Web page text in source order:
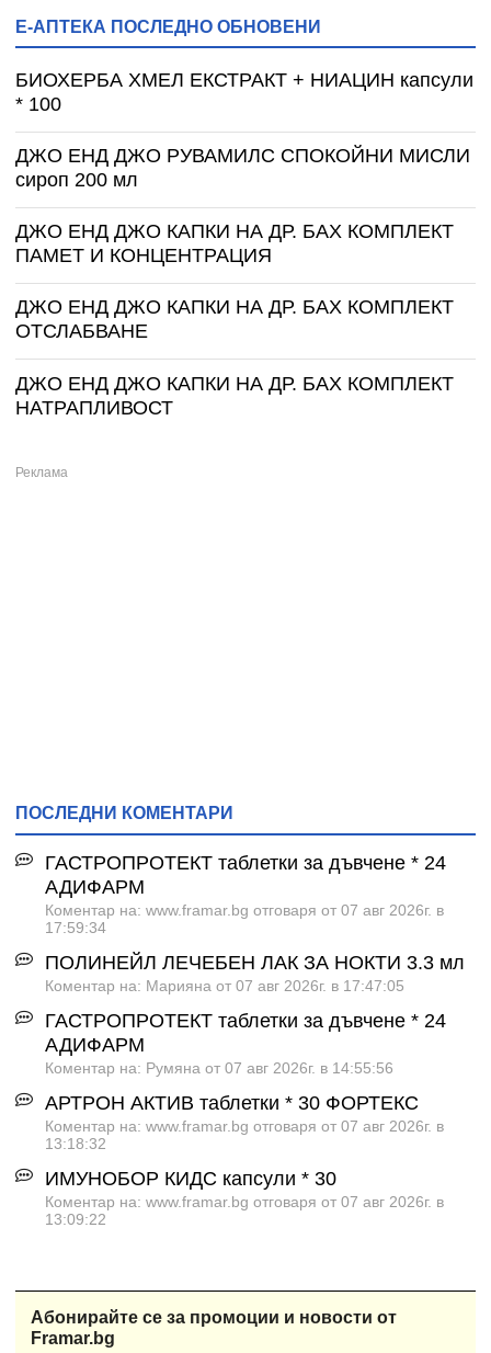
Е-АПТЕКА ПОСЛЕДНО ОБНОВЕНИ
БИОХЕРБА ХМЕЛ ЕКСТРАКТ + НИАЦИН капсули
* 100
ДЖО ЕНД ДЖО РУВАМИЛС СПОКОЙНИ МИСЛИ
сироп 200 мл
ДЖО ЕНД ДЖО КАПКИ НА ДР. БАХ КОМПЛЕКТ
ПАМЕТ И КОНЦЕНТРАЦИЯ
ДЖО ЕНД ДЖО КАПКИ НА ДР. БАХ КОМПЛЕКТ
ОТСЛАБВАНЕ
ДЖО ЕНД ДЖО КАПКИ НА ДР. БАХ КОМПЛЕКТ
НАТРАПЛИВОСТ
ПОСЛЕДНИ КОМЕНТАРИ
ГАСТРОПРОТЕКТ таблетки за дъвчене * 24
АДИФАРМ
Коментар на: www.framar.bg отговаря от 07 авг 2026г. в
17:59:34
ПОЛИНЕЙЛ ЛЕЧЕБЕН ЛАК ЗА НОКТИ 3.3 мл
Коментар на: Марияна от 07 авг 2026г. в 17:47:05
ГАСТРОПРОТЕКТ таблетки за дъвчене * 24
АДИФАРМ
Коментар на: Румяна от 07 авг 2026г. в 14:55:56
АРТРОН АКТИВ таблетки * 30 ФОРТЕКС
Коментар на: www.framar.bg отговаря от 07 авг 2026г. в
13:18:32
ИМУНОБОР КИДС капсули * 30
Коментар на: www.framar.bg отговаря от 07 авг 2026г. в
13:09:22
Абонирайте се за промоции и новости от
Framar.bg